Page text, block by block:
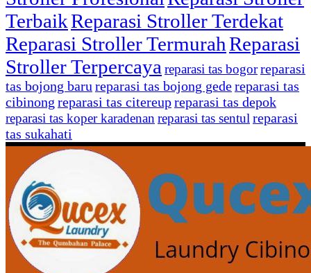
TerbaikReparasi Stroller Terdekat
Reparasi Stroller TermurahReparasi
Stroller Terpercaya reparasi tas bogorreparasi
tas bojong baru reparasi tas bojong gedereparasi tas
cibinong reparasi tas citereupreparasi tas depok
reparasi tas koper karadenan reparasi tas sentul reparasi
tas sukahati